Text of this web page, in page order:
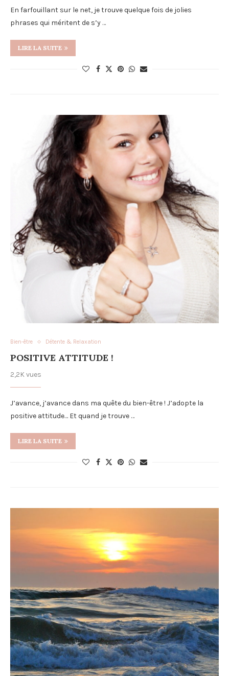
En farfouillant sur le net, je trouve quelque fois de jolies
phrases qui méritent de s’y …
LIRE LA SUITE
Bien-être Détente & Relaxation
POSITIVE ATTITUDE !
2,2K vues
J’avance, j’avance dans ma quête du bien-être ! J’adopte la
positive attitude… Et quand je trouve …
LIRE LA SUITE